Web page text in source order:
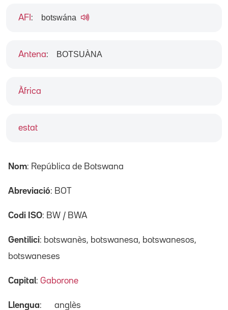
Àfrica
estat
AFI : botswána
Antena: BOTSUÀNA
Nom: República de Botswana
Abreviació: BOT
Codi ISO: BW / BWA
Gentilici: botswanès, botswanesa, botswanesos,
botswaneses
Capital: Gaborone
Llengua: anglès